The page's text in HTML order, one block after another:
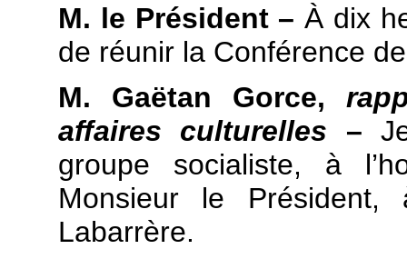
M. le Président – À dix
de réunir la Conférence
M. Gaëtan Gorce,
affaires culturelles –
groupe socialiste, à
Monsieur le
Labarrère.